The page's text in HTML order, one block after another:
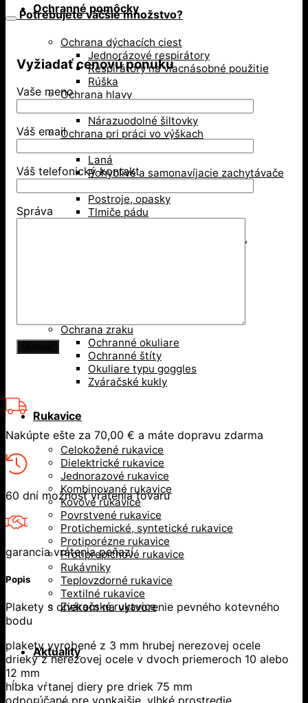
Ochranné pomôcky
Ochrana dýchacích ciest
Jednorázové respirátory
Respirátory na viacnásobné použitie
Rúška
Ochrana hlavy
Nárazuodolné šiltovky
Ochrana pri práci vo výškach
Laná
Pohyblivé a samonavíjacie zachytávače
Postroje, opasky
Tlmiče pádu
Zlaňovanie, trojnožky, záchrana,
Ochrana zraku
Ochranné okuliare
Ochranné štíty
Okuliare typu goggles
Zváračské kukly
Rukavice
Celokožené rukavice
Dielektrické rukavice
Jednorazové rukavice
Kombinované rukavice
Kovové rukavice
Povrstvené rukavice
Protichemické, syntetické rukavice
Protiporézne rukavice
Protiprepichové rukavice
Rukávniky
Teplovzdorné rukavice
Textilné rukavice
Zváračské rukavice
Aktuality
Potrebujete väčšie množstvo?
Vyžiadať cenovú ponuku
Vaše meno
Váš email
Váš telefonický kontakt
Správa
Nakúpte ešte za 70,00 € a máte dopravu zdarma
60 dní možnosť vrátenia tovaru
garancia vrátenia peňazí
Popis
Plakety s driekom na vytvorenie pevného kotevného
bodu
plakety vyrobené z 3 mm hrubej nerezovej ocele
drieky z nerezovej ocele v dvoch priemeroch 10 alebo
12 mm
hĺbka vŕtanej diery pre driek 75 mm
odporúčané pre vonkajšie, vlhké prostredie